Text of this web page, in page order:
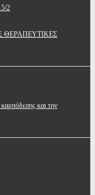
2
ΘΕΡΑΠΕΥΤΙΚΕΣ
και την